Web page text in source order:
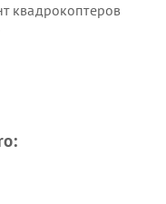
квадрокоптеров